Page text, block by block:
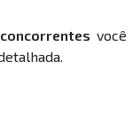
você